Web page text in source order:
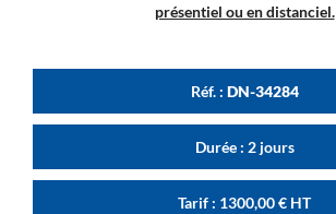
présentiel ou en distanciel.
Réf. : DN-34284
Durée : 2 jours
Tarif : 1300,00€ HT